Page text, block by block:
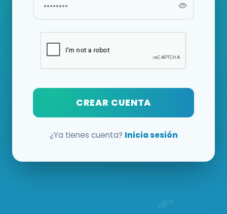
CREAR CUENTA
¿Ya tienes cuenta? Inicia sesión